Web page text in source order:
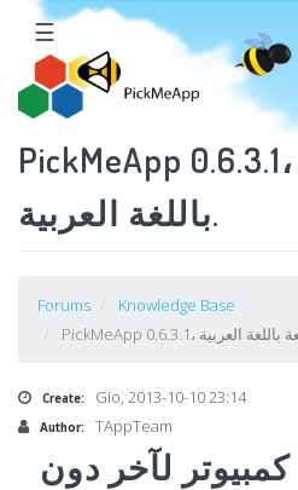
☰
PickMeApp 0.6.3.1، مراجعة سريعة
باللغة العربية.
Forums
Knowledge Base
Create: Gio, 2013-10-10 23:14
Author: TAppTeam
كمبيوتر لآخر دون